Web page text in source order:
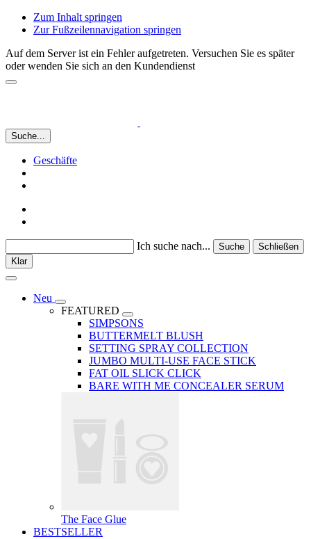
Zum Inhalt springen
Zur Fußzeilennavigation springen
Auf dem Server ist ein Fehler aufgetreten. Versuchen Sie es später
oder wenden Sie sich an den Kundendienst
Suche...
Geschäfte
Ich suche nach... Suche
Schließen
Klar
Neu
FEATURED
SIMPSONS
BUTTERMELT BLUSH
SETTING SPRAY COLLECTION
JUMBO MULTI-USE FACE STICK
FAT OIL SLICK CLICK
BARE WITH ME CONCEALER SERUM
The Face Glue
BESTSELLER